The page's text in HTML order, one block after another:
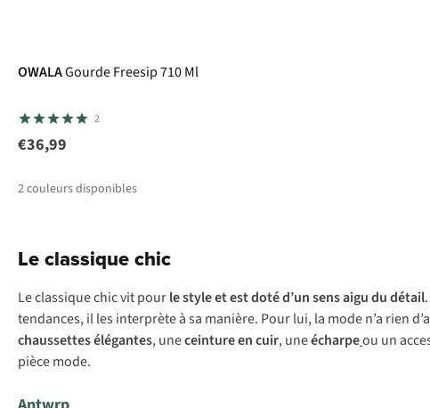
OWALAGourde Freesip 710 Ml
2
€36,99
2couleurs disponibles
Le classique chic
Le classique chic vit pourle style et est doté d’un sens aigu du détail
tendances, il les interprète à sa manière. Pour lui, la mode n’a rien
chaussettes élégantes, uneceinture en cuir, uneécharpeou un
pièce mode.